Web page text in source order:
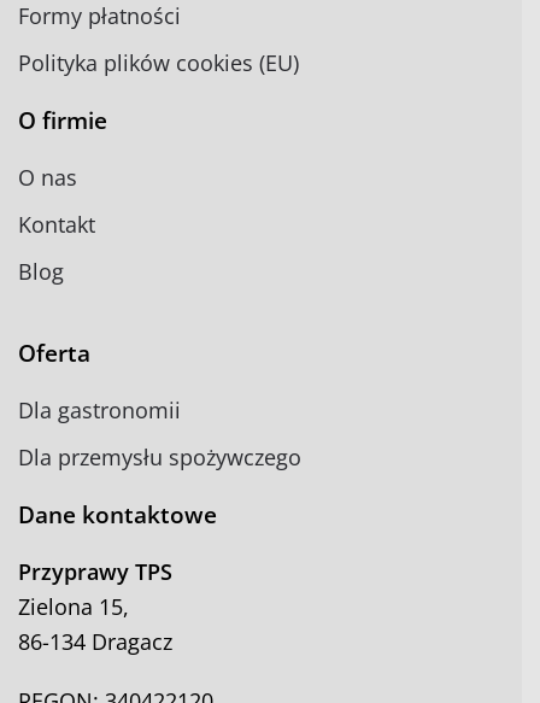
Formy płatności
Polityka plików cookies (EU)
O firmie
O nas
Kontakt
Blog
Oferta
Dla gastronomii
Dla przemysłu spożywczego
Dane kontaktowe
Przyprawy TPS
Zielona 15,
86-134 Dragacz